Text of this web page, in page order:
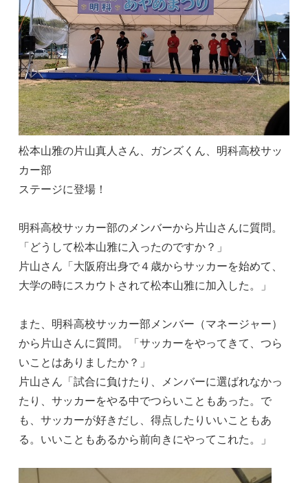
松本山雅の片山真人さん、ガンズくん、明科高校サッ
カー部
ステージに登場！
明科高校サッカー部のメンバーから片山さんに質問。
「どうして松本山雅に入ったのですか？」
片山さん「大阪府出身で４歳からサッカーを始めて、
大学の時にスカウトされて松本山雅に加入した。」
また、明科高校サッカー部メンバー（マネージャー）
から片山さんに質問。「サッカーをやってきて、つら
いことはありましたか？」
片山さん「試合に負けたり、メンバーに選ばれなかっ
たり、サッカーをやる中でつらいこともあった。で
も、サッカーが好きだし、得点したりいいこともあ
る。いいこともあるから前向きにやってこれた。」